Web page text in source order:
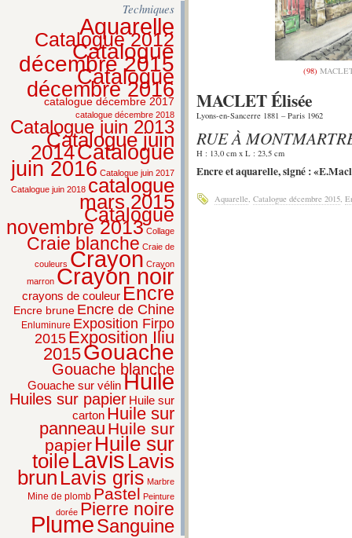
Techniques
Aquarelle
Catalogue 2012
Catalogue
décembre 2015
Catalogue
décembre 2016
catalogue décembre 2017
catalogue décembre 2018
Catalogue juin 2013
Catalogue juin
2014Catalogue
juin 2016 Catalogue juin 2017
Catalogue juin 2018 catalogue
mars 2015
Catalogue
novembre 2013 Collage
Craie blanche Craie de
couleurs Crayon Crayon
marron Crayon noir
crayons de couleur Encre
Encre brune Encre de Chine
Enluminure Exposition Firpo
2015 Exposition Iliu
2015Gouache
Gouache blanche
Gouache sur vélinHuile
Huiles sur papier Huile sur
carton Huile sur
panneau Huile sur
papier Huile sur
toileLavis Lavis
brun Lavis gris Marbre
Mine de plomb Pastel Peinture
dorée Pierre noire
PlumeSanguine
(98)
MACLET Élisée
Lyons-en-Sancerre 1881 – Paris 1962
RUE À
H : 13,0 cm x L : 23,5 cm
Encre et aquarelle, signé :
Aquarelle Catalogue décembre 2015